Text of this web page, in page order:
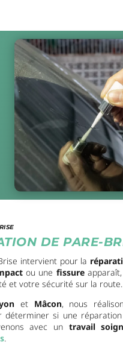
DE PARE-
intervient pour la
ou une fissure
et votre sécurité sur la route.
et Mâcon, nous
déterminer si une
avec un travail
.